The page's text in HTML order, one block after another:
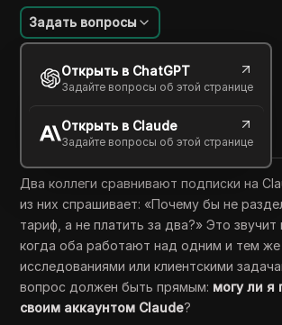
Задать вопросы
Открыть в ChatGPT
Задайте вопросы об этой странице
Открыть в Claude
Задайте вопросы об этой странице
Charles Martinez
25 июня 2026 7 минут
Copy Link
Два коллеги сравнивают подписки на
из них спрашивает: «Почему бы не
тариф, а не платить за два?» Это звучит
когда оба работают над одним и тем же
исследованиями или клиентскими
вопрос должен быть прямым: могу ли я
своим аккаунтом Claude?